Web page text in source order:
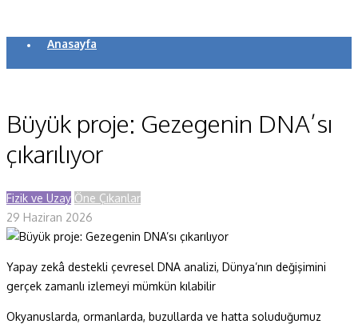
Anasayfa
Makaleler
Dergi Sayıları
Yaşam Bilimleri
Sağlık
Fizik ve Uzay
Büyük proje: Gezegenin DNA’sı
çıkarılıyor
Fizik ve Uzay Öne Çıkanlar
29 Haziran 2026
Yapay zekâ destekli çevresel DNA analizi, Dünya’nın değişimini
gerçek zamanlı izlemeyi mümkün kılabilir
Okyanuslarda, ormanlarda, buzullarda ve hatta soluduğumuz